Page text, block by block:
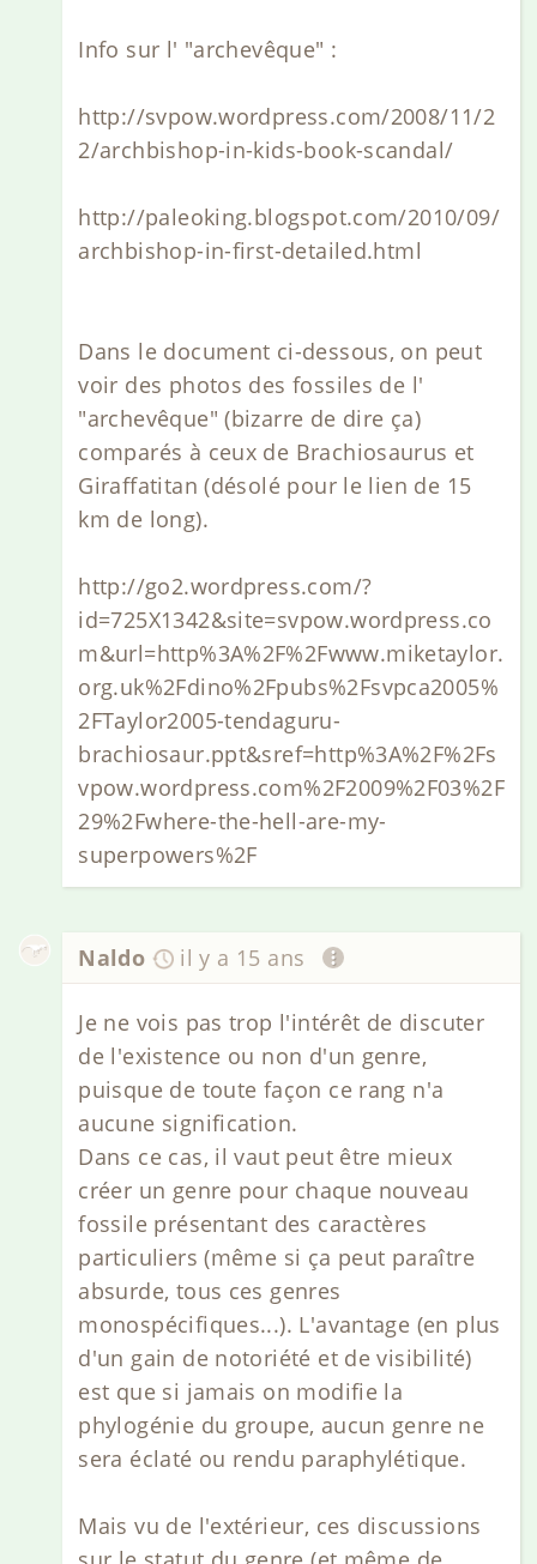
Info sur l' "archevêque" :
http://svpow.wordpress.com/2008/11/2
2/archbishop-in-kids-book-scandal/
http://paleoking.blogspot.com/2010/09/
archbishop-in-first-detailed.html
Dans le document ci-dessous, on peut
voir des photos des fossiles de l'
"archevêque" (bizarre de dire ça)
comparés à ceux de Brachiosaurus et
Giraffatitan (désolé pour le lien de 15
km de long).
http://go2.wordpress.com/?
id=725X1342&site=svpow.wordpress.co
m&url=http%3A%2F%2Fwww.miketaylor.
org.uk%2Fdino%2Fpubs%2Fsvpca2005%
2FTaylor2005-tendaguru-
brachiosaur.ppt&sref=http%3A%2F%2Fs
vpow.wordpress.com%2F2009%2F03%2F
29%2Fwhere-the-hell-are-my-
superpowers%2F
Naldo il y a 15 ans
Je ne vois pas trop l'intérêt de discuter
de l'existence ou non d'un genre,
puisque de toute façon ce rang n'a
aucune signification.
Dans ce cas, il vaut peut être mieux
créer un genre pour chaque nouveau
fossile présentant des caractères
particuliers (même si ça peut paraître
absurde, tous ces genres
monospécifiques...). L'avantage (en plus
d'un gain de notoriété et de visibilité)
est que si jamais on modifie la
phylogénie du groupe, aucun genre ne
sera éclaté ou rendu paraphylétique.
Mais vu de l'extérieur, ces discussions